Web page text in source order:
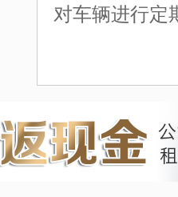
对车辆进行定